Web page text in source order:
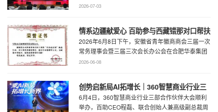
工人文化宫职工剧场精彩上演。本场音乐会由 ...
2026-07-03
情系边疆献爱心 百助参与西藏错那对口帮扶
行动
2026年6月8日下午，安徽省青年徽商商会三届一次
常务理事会暨三届三次会长办公会在合肥华泰集团
召开。...
2026-06-08
创势启新局AI拓增长｜360智慧商业行业三
部合作伙伴大会圆满召开
6月4日，360智慧商业行业三部合作伙伴大会顺利
举办，百助CEO程磊、联合创始人兼高级副总裁周